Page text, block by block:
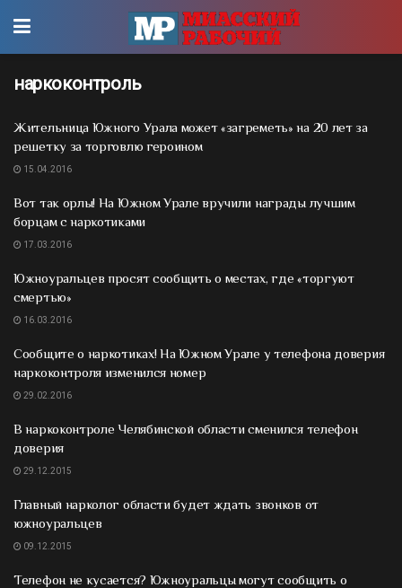
наркоконтроль
Жительница Южного Урала может «загреметь» на 20 лет за
решетку за торговлю героином
15.04.2016
Вот так орлы! На Южном Урале вручили награды лучшим
борцам с наркотиками
17.03.2016
Южноуральцев просят сообщить о местах, где «торгуют
смертью»
16.03.2016
Сообщите о наркотиках! На Южном Урале у телефона доверия
наркоконтроля изменился номер
29.02.2016
В наркоконтроле Челябинской области сменился телефон
доверия
29.12.2015
Главный нарколог области будет ждать звонков от
южноуральцев
09.12.2015
Телефон не кусается? Южноуральцы могут сообщить о